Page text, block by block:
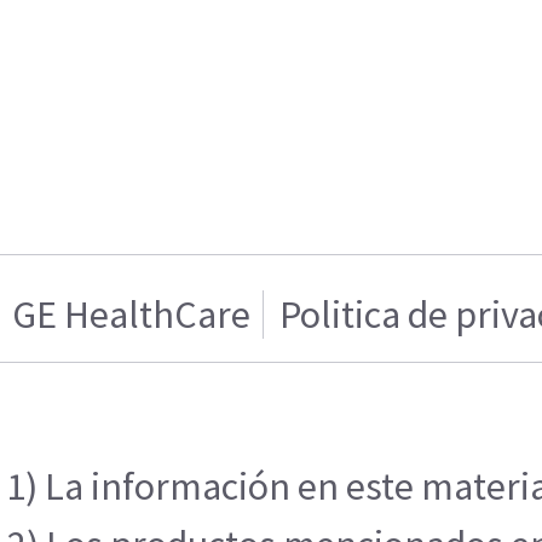
GE HealthCare Politica de
1) La información en este